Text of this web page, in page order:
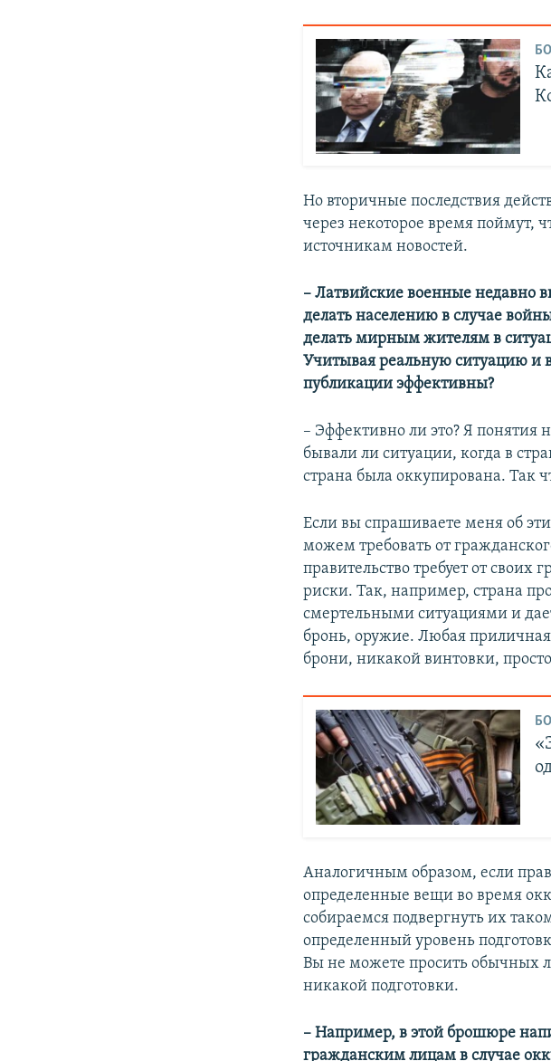
Но вторичные последствия
через некоторое время поймут,
источникам новостей.
– Латвийские военные недавно
делать населению в случае
делать мирным жителям в
Учитывая реальную ситуацию и
публикации эффективны?
– Эффективно ли это? Я понятия
бывали ли ситуации, когда в
страна была оккупирована. Так
Если вы спрашиваете меня об
можем требовать от
правительство требует от
риски. Так, например, страна
смертельными ситуациями и
бронь, оружие. Любая приличная
брони, никакой винтовки,
Аналогичным образом, если
определенные вещи во время
собираемся подвергнуть их
определенный уровень
Вы не можете просить обычных
никакой подготовки.
– Например, в этой брошюре
гражданским лицам в случае